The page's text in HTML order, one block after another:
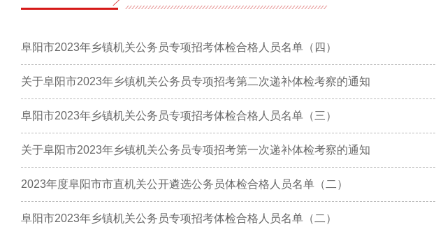
阜阳市2023年乡镇机关公务员专项招考体检合格人员名单（四）
关于阜阳市2023年乡镇机关公务员专项招考第二次递补体检考察的通知
阜阳市2023年乡镇机关公务员专项招考体检合格人员名单（三）
关于阜阳市2023年乡镇机关公务员专项招考第一次递补体检考察的通知
2023年度阜阳市市直机关公开遴选公务员体检合格人员名单（二）
阜阳市2023年乡镇机关公务员专项招考体检合格人员名单（二）